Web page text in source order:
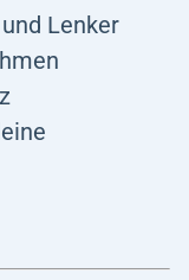
Lenker